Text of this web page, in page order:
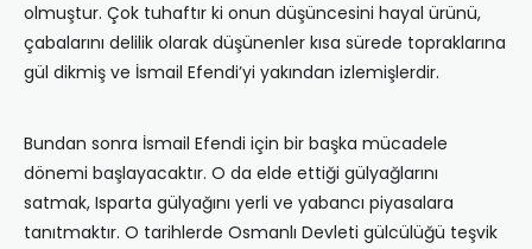
olmuştur. Çok tuhaftır ki onun düşüncesini hayal ürünü,
çabalarını delilik olarak düşünenler kısa sürede topraklarına
gül dikmiş ve İsmail Efendi’yi yakından izlemişlerdir.
Bundan sonra İsmail Efendi için bir başka mücadele
dönemi başlayacaktır. O da elde ettiği gülyağlarını
satmak, Isparta gülyağını yerli ve yabancı piyasalara
tanıtmaktır. O tarihlerde Osmanlı Devleti gülcülüğü teşvik